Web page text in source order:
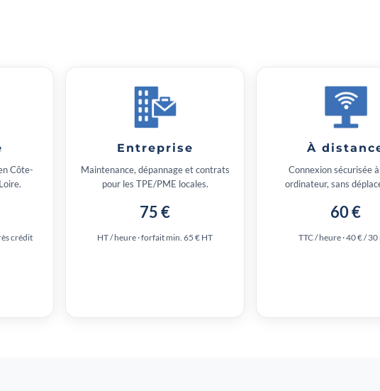
Côte-
crédit
Entreprise
Maintenance, dépannage et contrats
pour les TPE/PME locales.
75 €
HT / heure · forfait min. 65 € HT
À
Connexion sécurisée
ordinateur, sans
60 €
TTC / heure · 40 € /